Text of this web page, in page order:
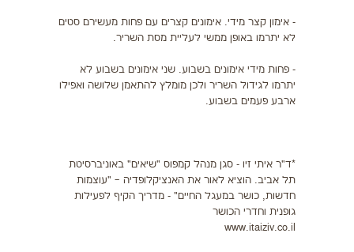
- אימון קצר מידי. אימונים קצרים עם פחות מעשירם סטים
לא יתרמו באופן ממשי לעליית מסת השריר.
- פחות מידי אימונים בשבוע. שני אימונים בשבוע לא
יתרמו לגידול השריר ולכן מומלץ להתאמן שלושה ואפילו
ארבע פעמים בשבוע.
*ד"ר איתי זיו - סגן מנהל קמפוס "שיאים" באוניברסיטת
תל אביב. הוציא לאור את האנציקלופדיה – "עוצמות
חדשות, כושר במעגל החיים" - מדריך הקיף לפעילות
גופנית וחדרי הכושר
www.itaiziv.co.il